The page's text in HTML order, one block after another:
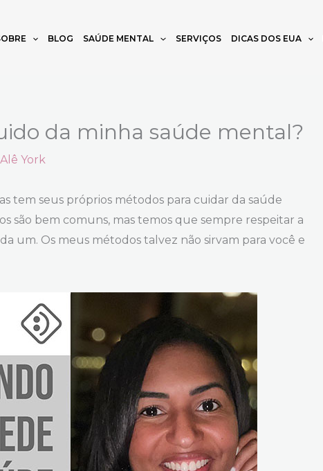
BLOG SAÚDE MENTAL SERVIÇOS DICAS DOS EUA
da minha saúde mental?
Alê York
tem seus próprios métodos para cuidar da saúde
são bem comuns, mas temos que sempre respeitar a
um. Os meus métodos talvez não sirvam para você e